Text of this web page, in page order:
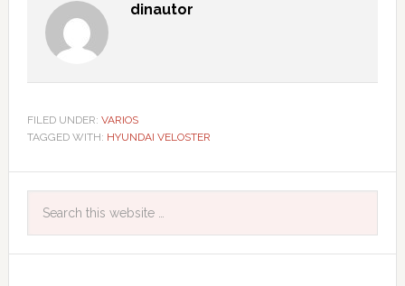
dinautor
FILED UNDER: VARIOS
TAGGED WITH: HYUNDAI VELOSTER